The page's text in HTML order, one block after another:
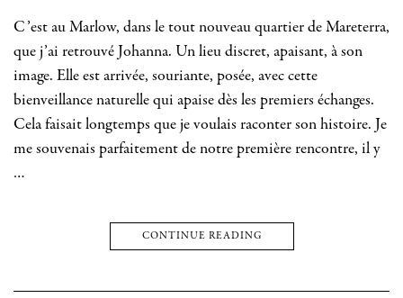
C’est au Marlow, dans le tout nouveau quartier de Mareterra,
que j’ai retrouvé Johanna. Un lieu discret, apaisant, à son
image. Elle est arrivée, souriante, posée, avec cette
bienveillance naturelle qui apaise dès les premiers échanges.
Cela faisait longtemps que je voulais raconter son histoire. Je
me souvenais parfaitement de notre première rencontre, il y
…
CONTINUE READING